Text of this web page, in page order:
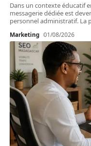
Dans un contexte éducatif
messagerie dédiée est
personnel administratif. La
Marketing 01/08/2026